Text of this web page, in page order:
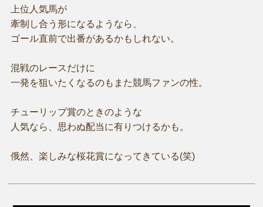
上位人気馬が
牽制し合う形になるようなら、
ゴール直前で出番があるかもしれない。
混戦のレースだけに
一発を狙いたくなるのもまた競馬ファンの性。
チューリップ賞のときのような
人気なら、思わぬ配当に有りつけるかも。
俄然、楽しみな桜花賞になってきている(笑)